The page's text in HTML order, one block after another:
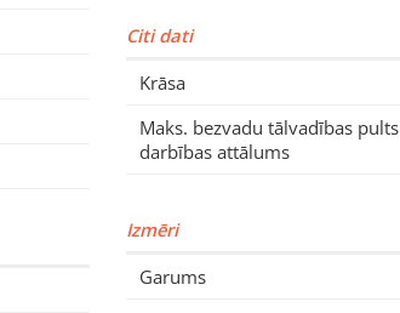
Citi dati
Krāsa
Maks. bezvadu tālvadības pults
darbības attālums
Izmēri
Garums